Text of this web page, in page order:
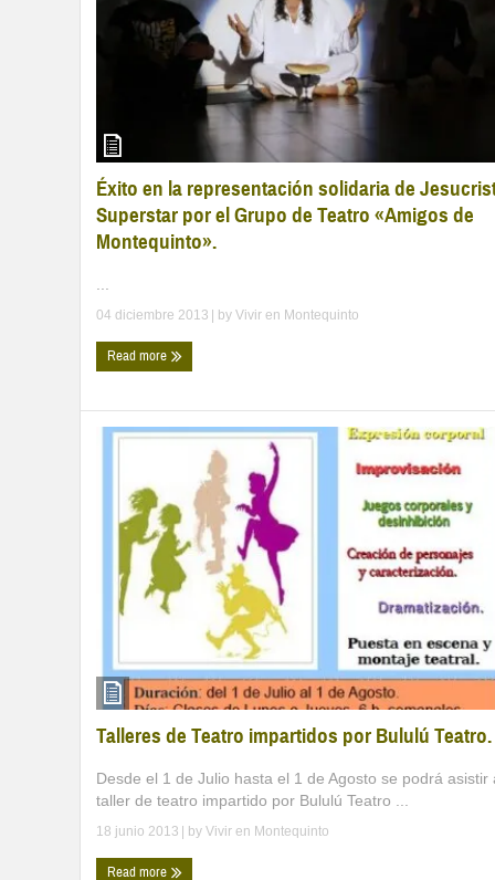
Éxito en la representación solidaria de
Superstar por el Grupo de Teatro «Amigos de
Montequinto».
04 diciembre 2013 | by Vivir en Montequinto
Read more
Talleres de Teatro impartidos por Bululú Teatro.
Desde el 1 de Julio hasta el 1 de Agosto se podrá asistir
taller de teatro impartido por Bululú Teatro ...
18 junio 2013 | by Vivir en Montequinto
Read more